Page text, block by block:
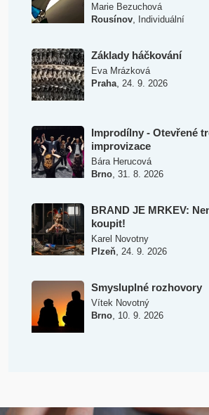
Marie Bezuchová
Rousínov, Individuální
Základy háčkování
Eva Mrázková
Praha, 24. 9. 2026
Improdílny - Otevřené
improvizace
Bára Herucová
Brno, 31. 8. 2026
BRAND JE MRKEV:
koupit!
Karel Novotny
Plzeň, 24. 9. 2026
Smysluplné rozhovory
Vítek Novotný
Brno, 10. 9. 2026